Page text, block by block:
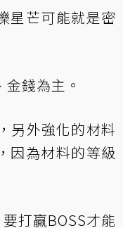
星芒可能就是密
錢為主。
另外強化的材料
因為材料的等級
打贏BOSS才能